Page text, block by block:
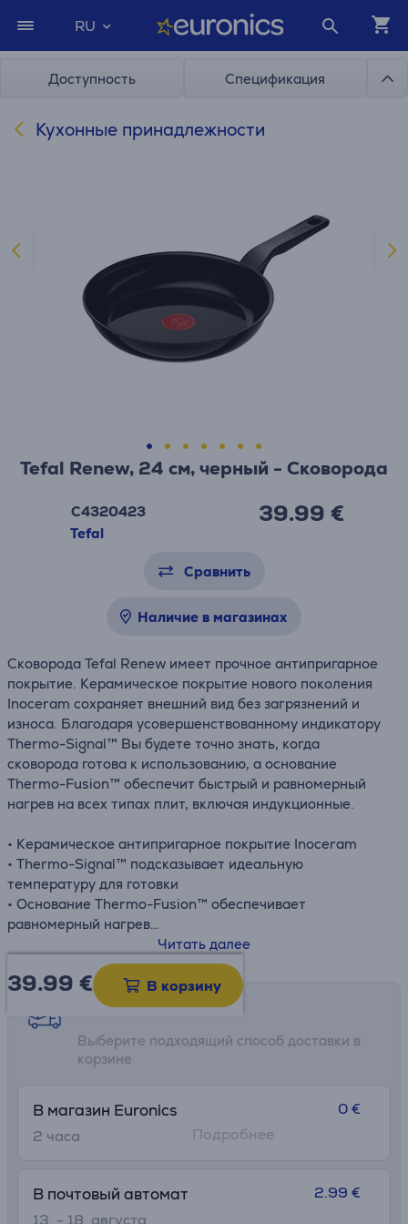
RU
Доступность Спецификация
Кухонные принадлежности
Tefal Renew, 24 см, черный - Сковорода
C4320423
Tefal
39.99 €
Сравнить
Наличие в магазинах
Сковорода Tefal Renew имеет прочное антипригарное
покрытие. Керамическое покрытие нового поколения
Inoceram сохраняет внешний вид без загрязнений и
износа. Благодаря усовершенствованному индикатору
Thermo-Signal™ Вы будете точно знать, когда
сковорода готова к использованию, а основание
Thermo-Fusion™ обеспечит быстрый и равномерный
нагрев на всех типах плит, включая индукционные.
• Керамическое антипригарное покрытие Inoceram
• Thermo-Signal™ подсказывает идеальную
температуру для готовки
• Основание Thermo-Fusion™ обеспечивает
равномерный нагрев
• Подходит для газовых, электрических,
стеклокерамических и индукционных плит
Читать далее
39.99 € В корзину
Возможности доставки
Выберите подходящий способ доставки в
корзине
В магазин Euronics
2 часa
0 €
Подробнее
В почтовый автомат
13. - 18. августа
2.99 €